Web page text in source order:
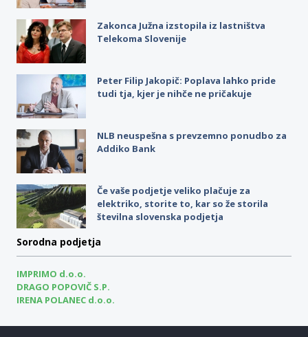
Zakonca Južna izstopila iz lastništva
Telekoma Slovenije
Peter Filip Jakopič: Poplava lahko pride
tudi tja, kjer je nihče ne pričakuje
NLB neuspešna s prevzemno ponudbo za
Addiko Bank
Če vaše podjetje veliko plačuje za
elektriko, storite to, kar so že storila
številna slovenska podjetja
Sorodna podjetja
IMPRIMO d.o.o.
DRAGO POPOVIČ S.P.
IRENA POLANEC d.o.o.